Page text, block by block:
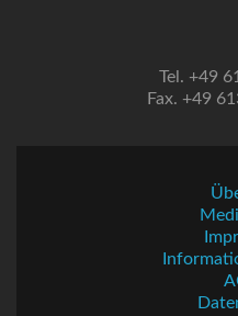
Tel. +49
Fax. +49